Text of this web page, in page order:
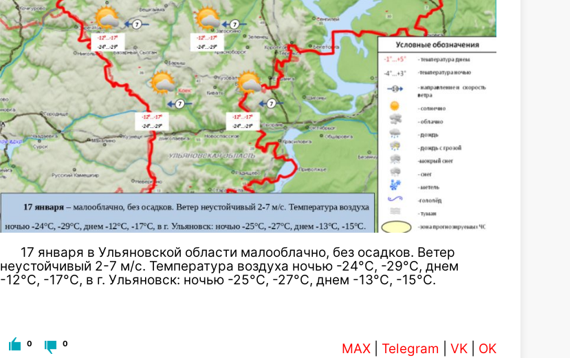
17 января в Ульяновской области малооблачно, без осадков. Ветер
неустойчивый 2-7 м/с. Температура воздуха ночью -24°С, -29°С, днем
-12°С, -17°С, в г. Ульяновск: ночью -25°С, -27°С, днем -13°С, -15°С.
0 0 MAX Telegram VK OK